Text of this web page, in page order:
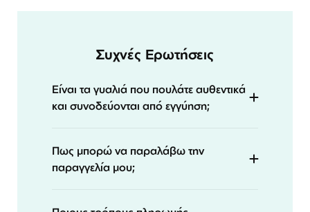
Συχνές Ερωτήσεις
Είναι τα γυαλιά που πουλάτε αυθεντικά
και συνοδεύονται από εγγύηση;
Πως μπορώ να παραλάβω την
παραγγελία μου;